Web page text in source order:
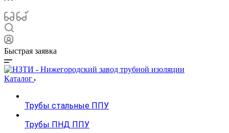
Быстрая заявка
Каталог
Трубы стальные ППУ
Трубы ПНД ППУ